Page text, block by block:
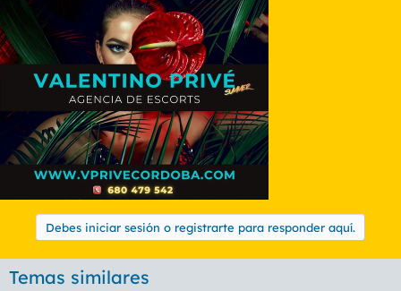
Debes iniciar sesión o registrarte para responder aquí.
Temas similares